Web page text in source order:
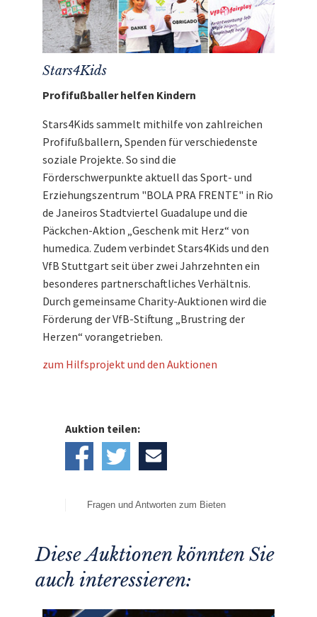
Stars4Kids
Profifußballer helfen Kindern
Stars4Kids sammelt mithilfe von zahlreichen
Profifußballern, Spenden für verschiedenste
soziale Projekte. So sind die
Förderschwerpunkte aktuell das Sport- und
Erziehungszentrum "BOLA PRA FRENTE" in Rio
de Janeiros Stadtviertel Guadalupe und die
Päckchen-Aktion „Geschenk mit Herz“ von
humedica. Zudem verbindet Stars4Kids und den
VfB Stuttgart seit über zwei Jahrzehnten ein
besonderes partnerschaftliches Verhältnis.
Durch gemeinsame Charity-Auktionen wird die
Förderung der VfB-Stiftung „Brustring der
Herzen“ vorangetrieben.
zum Hilfsprojekt und den Auktionen
Auktion teilen:
Fragen und Antworten zum Bieten
Diese Auktionen könnten Sie
auch interessieren: